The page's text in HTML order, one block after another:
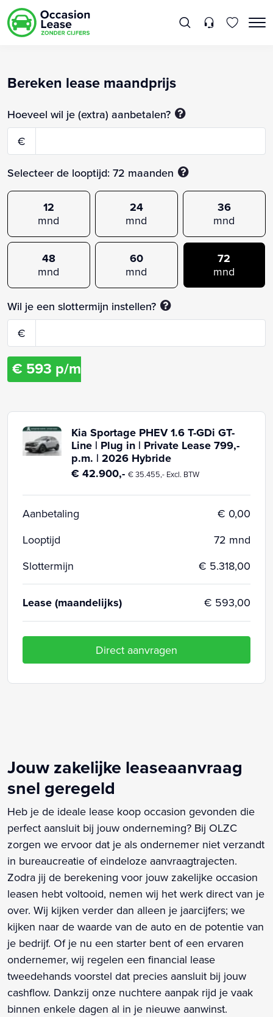
Bereken lease maandprijs
Hoeveel wil je (extra) aanbetalen?
€
Selecteer de looptijd: 72 maanden
12
mnd
24
mnd
36
mnd
48
mnd
60
mnd
72
mnd
Wil je een slottermijn instellen?
€
€ 593 p/m
Kia Sportage PHEV 1.6 T-GDi GT-
Line | Plug in | Private Lease 799,-
p.m. | 2026 Hybride
€ 42.900,- € 35.455,- Excl. BTW
Aanbetaling
€ 0,00
Looptijd
72 mnd
Slottermijn
€ 5.318,00
Lease (maandelijks) € 593,00
Direct aanvragen
Jouw zakelijke leaseaanvraag
snel geregeld
Heb je de ideale lease koop occasion gevonden die
perfect aansluit bij jouw onderneming? Bij OLZC
zorgen we ervoor dat je als ondernemer niet verzandt
in bureaucreatie of eindeloze aanvraagtrajecten.
Zodra jij de berekening voor jouw zakelijke occasion
leasen hebt voltooid, nemen wij het werk direct van je
over. Wij kijken verder dan alleen je jaarcijfers; we
kijken naar de waarde van de auto en de potentie van
je bedrijf. Of je nu een starter bent of een ervaren
ondernemer, wij regelen een financial lease
tweedehands voorstel dat precies aansluit bij jouw
cashflow. Dankzij onze nuchtere aanpak rijd je vaak
binnen enkele dagen al in je nieuwe aanwinst.